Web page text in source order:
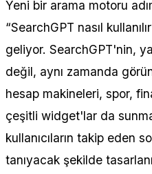
Yeni bir arama motoru
“SearchGPT nasıl
geliyor. SearchGPT'nin,
değil, aynı zamanda
hesap makineleri, spor,
çeşitli widget'lar da
kullanıcıların takip eden
tanıyacak şekilde